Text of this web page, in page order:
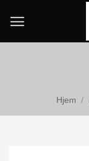
content
Hjem /